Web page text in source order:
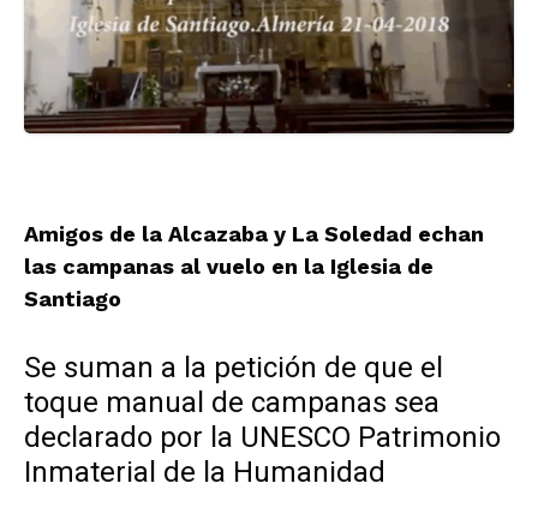
Amigos de la Alcazaba y La Soledad echan
las campanas al vuelo en la Iglesia de
Santiago
Se suman a la petición de que el
toque manual de campanas sea
declarado por la UNESCO Patrimonio
Inmaterial de la Humanidad